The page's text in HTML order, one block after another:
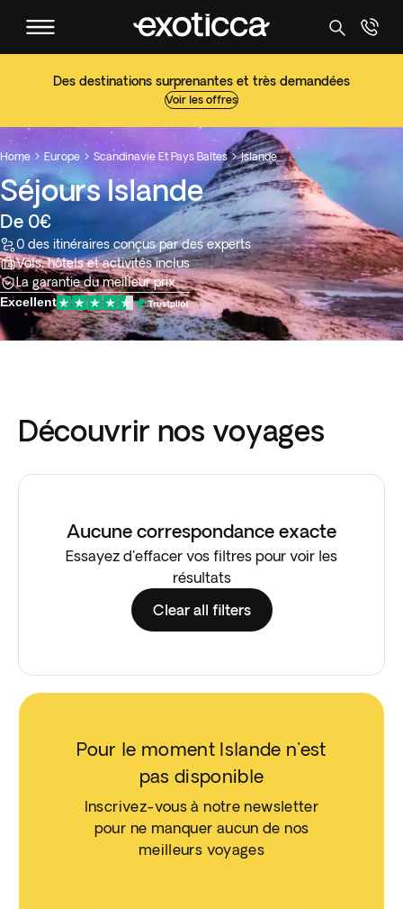
Des destinations surprenantes et très demandées
Voir les offres
Home  Europe  Scandinavie Et Pays Baltes  Islande
Séjours Islande
De 0€
0 des itinéraires conçus par des experts
Vols, hôtels et activités inclus
La garantie du meilleur prix
Excellent
Découvrir nos voyages
Aucune correspondance exacte
Essayez d'effacer vos filtres pour voir les
résultats
Clear all filters
Pour le moment Islande n'est
pas disponible
Inscrivez-vous à notre newsletter
pour ne manquer aucun de nos
meilleurs voyages